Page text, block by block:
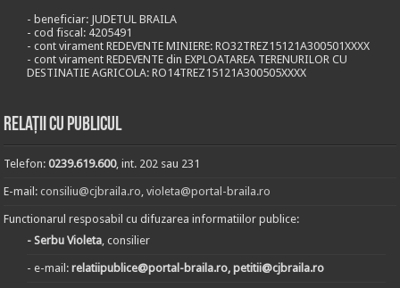
- beneficiar: JUDETUL BRAILA
- cod fiscal: 4205491
- cont virament REDEVENTE MINIERE: RO32TREZ15121A300501XXXX
- cont virament REDEVENTE din EXPLOATAREA TERENURILOR CU
DESTINATIE AGRICOLA: RO14TREZ15121A300505XXXX
Relații cu publicul
Telefon:0239.619.600, int. 202 sau 231
E-mail:consiliu@cjbraila.ro,violeta@portal-braila.ro
Functionarul resposabil cu difuzarea informatiilor publice:
- Serbu Violeta, consilier
- e-mail:relatiipublice@portal-braila.ro, petitii@cjbraila.ro